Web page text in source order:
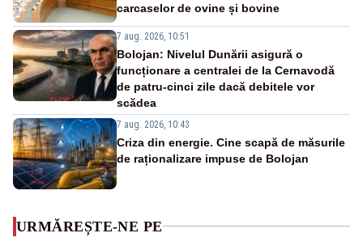
carcaselor de ovine și bovine
7 aug. 2026, 10:51
Bolojan: Nivelul Dunării asigură o
funcționare a centralei de la Cernavodă
de patru-cinci zile dacă debitele vor
scădea
7 aug. 2026, 10:43
Criza din energie. Cine scapă de măsurile
de raționalizare impuse de Bolojan
URMĂREȘTE-NE PE